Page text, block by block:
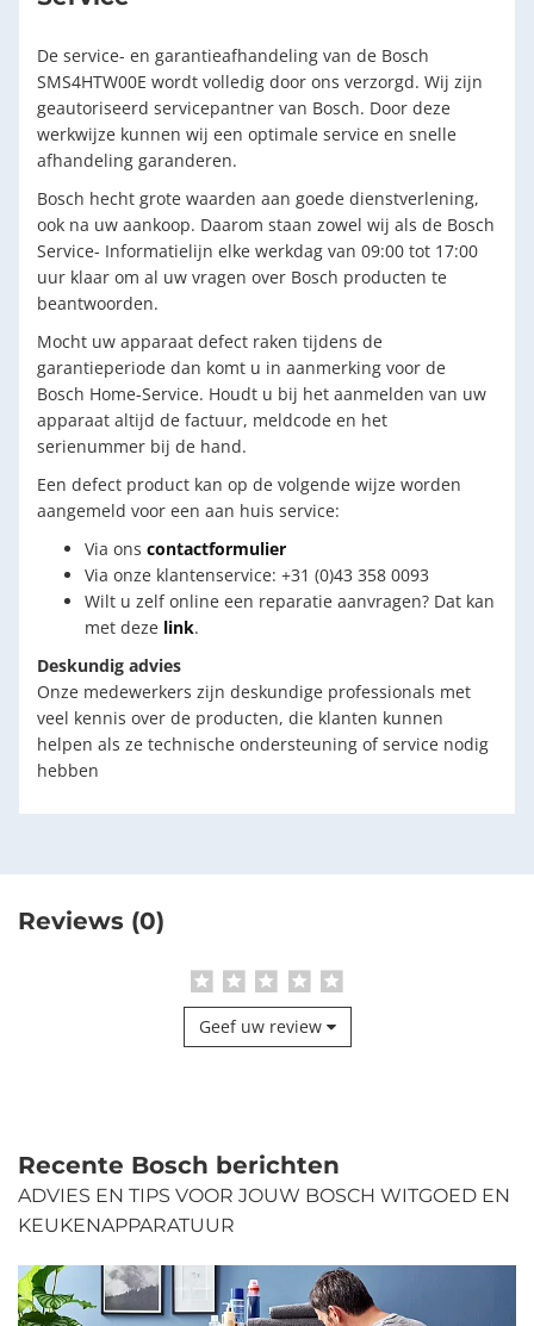
De service- en garantieafhandeling van de Bosch
SMS4HTW00E wordt volledig door ons verzorgd. Wij zijn
geautoriseerd servicepantner van Bosch. Door deze
werkwijze kunnen wij een optimale service en snelle
afhandeling garanderen.
Bosch hecht grote waarden aan goede dienstverlening,
ook na uw aankoop. Daarom staan zowel wij als de Bosch
Service- Informatielijn elke werkdag van 09:00 tot 17:00
uur klaar om al uw vragen over Bosch producten te
beantwoorden.
Mocht uw apparaat defect raken tijdens de
garantieperiode dan komt u in aanmerking voor de
Bosch Home-Service. Houdt u bij het aanmelden van uw
apparaat altijd de factuur, meldcode en het
serienummer bij de hand.
Een defect product kan op de volgende wijze worden
aangemeld voor een aan huis service:
Via ons contactformulier
Via onze klantenservice: +31 (0)43 358 0093
Wilt u zelf online een reparatie aanvragen? Dat kan
met deze link.
Deskundig advies
Onze medewerkers zijn deskundige professionals met
veel kennis over de producten, die klanten kunnen
helpen als ze technische ondersteuning of service nodig
hebben
Reviews (0)
Geef uw review
Recente Bosch berichten
ADVIES EN TIPS VOOR JOUW BOSCH WITGOED EN
KEUKENAPPARATUUR